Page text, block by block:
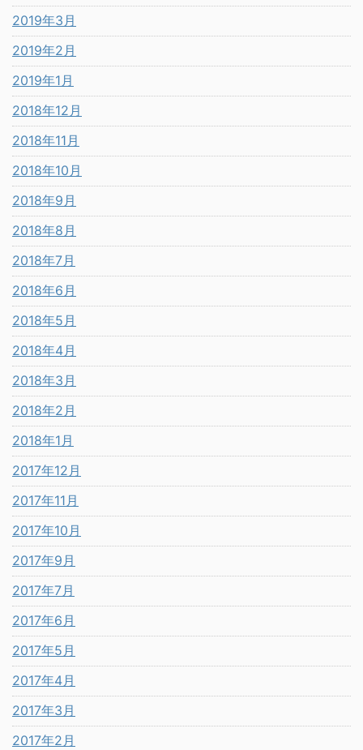
2019年3月
2019年2月
2019年1月
2018年12月
2018年11月
2018年10月
2018年9月
2018年8月
2018年7月
2018年6月
2018年5月
2018年4月
2018年3月
2018年2月
2018年1月
2017年12月
2017年11月
2017年10月
2017年9月
2017年7月
2017年6月
2017年5月
2017年4月
2017年3月
2017年2月